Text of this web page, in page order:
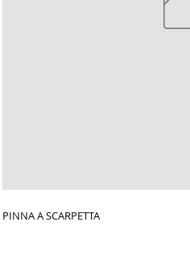
PINNA A SCARPETTA